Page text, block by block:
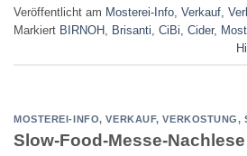
Veröffentlicht am Mosterei-Info Verkauf,
Markiert BIRNOH Brisanti CiBi Cider, Most
MOSTEREI-INFO,VERKAUF, VERKOSTUNG,
Slow-Food-Messe-Nachlese